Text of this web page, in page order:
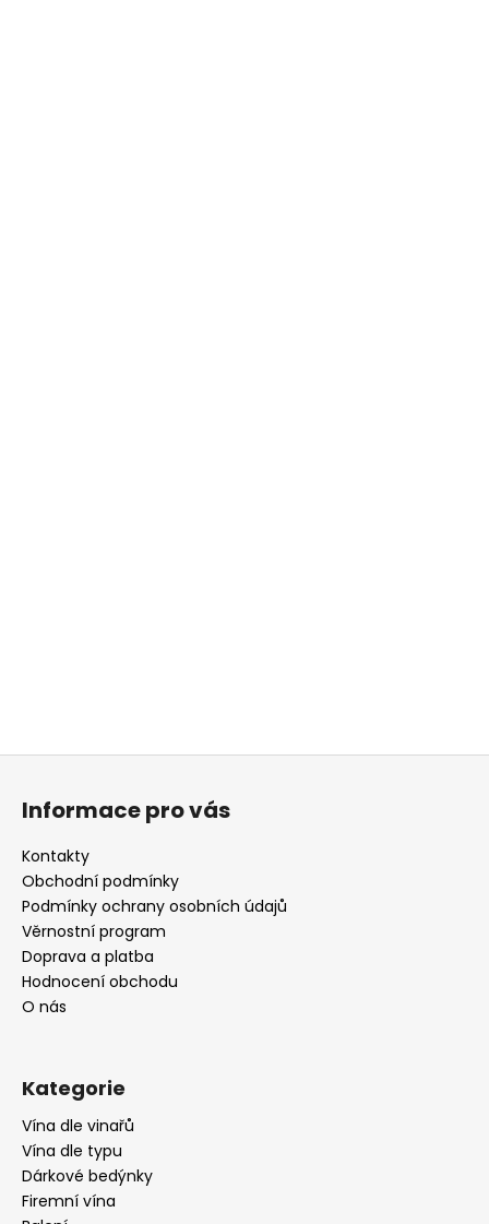
Z
Informace pro vás
Kontakty
Obchodní podmínky
Podmínky ochrany osobních údajů
Věrnostní program
Doprava a platba
Hodnocení obchodu
O nás
Kategorie
Vína dle vinařů
Vína dle typu
Dárkové bedýnky
Firemní vína